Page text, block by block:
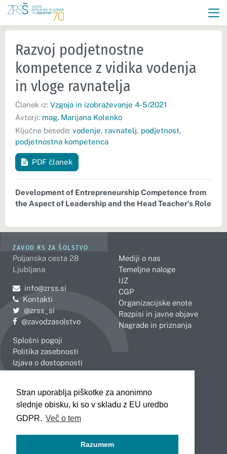
Stran uporablja piškotke za anonimno
slednje obisku, ki so v skladu z EU uredbo
GDPR. Več o tem
Razumem
Razvoj podjetnostne
kompetence z vidika vodenja
in vloge ravnatelja
Članek iz: Vzgoja in izobraževanje 4-5/2021
Avtorji: mag. Marijana Kolenko
Ključne besede: vodenje, ravnatelj, podjetnost,
podjetnostna kompetenca
PDF članek
Development of Entrepreneurship Competence from
the Aspect of Leadership and the Head Teacher’s Role
ZAVOD RS ZA ŠOLSTVO
Poljanska cesta 28
Ljubljana
Pošljite e-mail na
info@zrss.si
Kontakti
Pojdite na Twitter:
@zrss_si
Pojdite na Facebook:
@zavodzasolstvo
Splošni pogoji
Politika zasebnosti
Izjava o dostopnosti
Mediji o nas
Temeljne naloge
IJZ
CGP
Organizacijske enote
Razpisi in javne objave
Nagrade in priznanja
Celje
Koper
Kranj
Novo mesto
Slovenj Gradec